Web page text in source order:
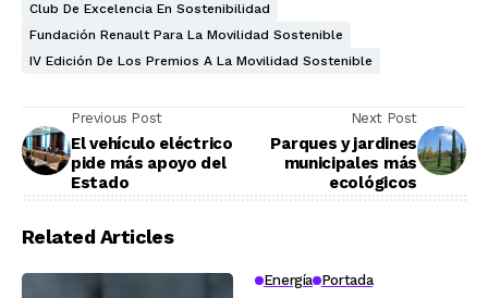
Club De Excelencia En Sostenibilidad
Fundación Renault Para La Movilidad Sostenible
IV Edición De Los Premios A La Movilidad Sostenible
Previous Post
El vehículo eléctrico
pide más apoyo del
Estado
Next Post
Parques y jardines
municipales más
ecológicos
Related Articles
Energía Portada